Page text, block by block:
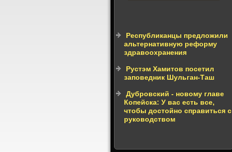
Республиканцы предложили
альтернативную реформу
здравоохранения
Рустэм Хамитов посетил
заповедник Шульган-Таш
Дубровский - новому главе
Копейска: У вас есть все,
чтобы достойно справиться с
руководством